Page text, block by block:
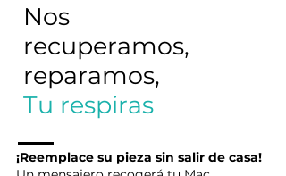
Nos
recuperamos,
reparamos,
Tu respiras
¡Reemplace su pieza sin salir de casa!